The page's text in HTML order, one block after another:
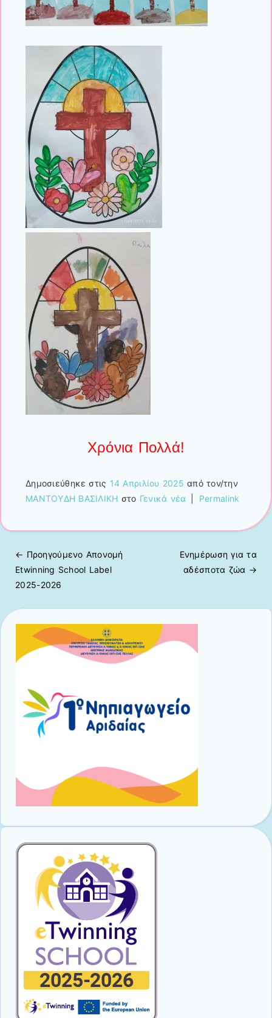
Χρόνια Πολλά!
Δημοσιεύθηκε στις 14 Απριλίου 2025 από τον/την
ΜΑΝΤΟΥΔΗ ΒΑΣΙΛΙΚΗ στο Γενικά νέα Permalink
Πλοήγηση άρθρων
← Προηγούμενo Απονομή
Etwinning School Label
2025-2026
Ενημέρωση για τα
αδέσποτα ζώα →